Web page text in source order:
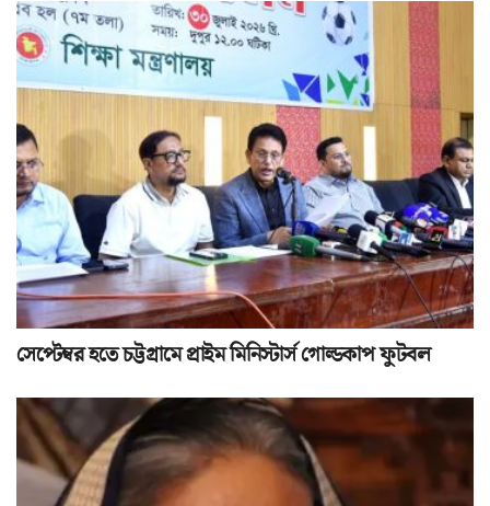
সেপ্টেম্বর হতে চট্টগ্রামে প্রাইম মিনিস্টার্স গোল্ডকাপ ফুটবল